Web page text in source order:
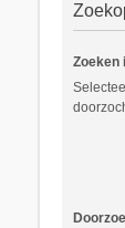
Zoeken